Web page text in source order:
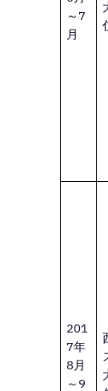
～7
月
201
7年
8月
～9